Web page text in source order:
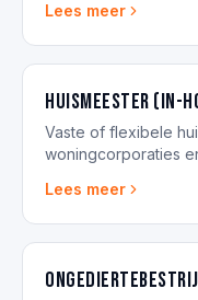
Lees meer
Huismeester (in-
Vaste of flexibele
woningcorporaties
Lees meer